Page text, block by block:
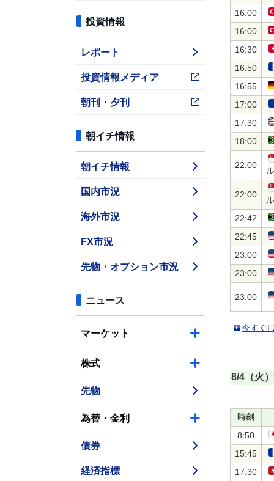
投資情報
レポート
投資情報メディア
朝刊・夕刊
朝イチ情報
朝イチ情報
国内市況
海外市況
FX市況
先物・オプション市況
ニュース
マーケット
株式
先物
為替・金利
債券
経済指標
16:00
16:00
16:30
16:50
16:55
17:00
17:30
18:00
22:00
ル
22:00
ル
22:42
22:45
23:00
23:00
23:00
今すぐ
8/4（火）
時刻
8:50
15:45
17:30